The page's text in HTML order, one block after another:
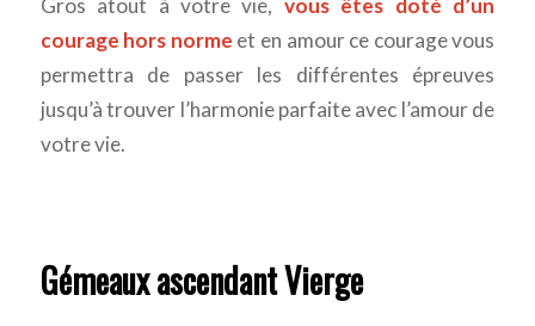
courage hors norme et en amour ce courage vous
permettra de passer les différentes épreuves
jusqu’à trouver l’harmonie parfaite avec l’amour de
votre vie.
Gémeaux ascendant Vierge